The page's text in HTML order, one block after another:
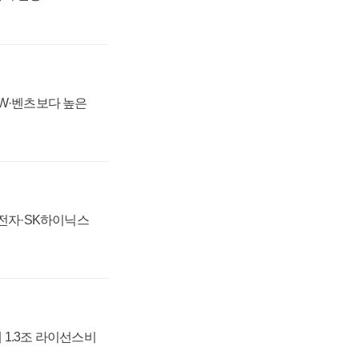
벤츠보다 높은
자·SK하이닉스
조 라이선스비